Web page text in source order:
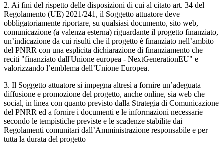
2. Ai fini del rispetto delle disposizioni di cui al citato art. 34 del
Regolamento (UE) 2021/241, il Soggetto attuatore deve
obbligatoriamente riportare, su qualsiasi documento, sito web,
comunicazione (a valenza esterna) riguardante il progetto finanziato,
un’indicazione da cui risulti che il progetto è finanziato nell’ambito
del PNRR con una esplicita dichiarazione di finanziamento che
reciti "finanziato dall'Unione europea - NextGenerationEU" e
valorizzando l’emblema dell’Unione Europea.
3. Il Soggetto attuatore si impegna altresì a fornire un’adeguata
diffusione e promozione del progetto, anche online, sia web che
social, in linea con quanto previsto dalla Strategia di Comunicazione
del PNRR ed a fornire i documenti e le informazioni necessarie
secondo le tempistiche previste e le scadenze stabilite dai
Regolamenti comunitari dall’Amministrazione responsabile e per
tutta la durata del progetto